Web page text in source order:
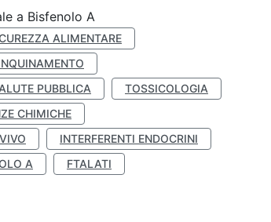
a Bisfenolo A
ALIMENTARE
PUBBLICA
TOSSICOLOGIA
CHIMICHE
INTERFERENTI ENDOCRINI
A
FTALATI